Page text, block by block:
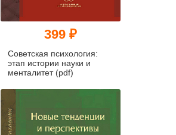
399 ₽
Советская психология:
этап истории науки и
менталитет (pdf)